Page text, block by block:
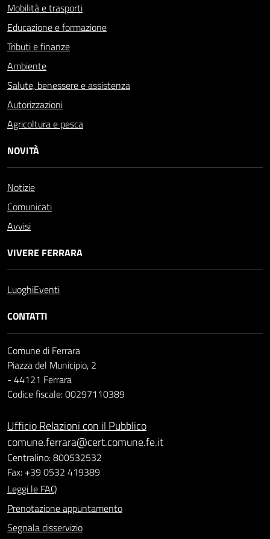
Mobilità e trasporti
Educazione e formazione
Tributi e finanze
Ambiente
Salute, benessere e assistenza
Autorizzazioni
Agricoltura e pesca
NOVITÀ
Notizie
Comunicati
Avvisi
VIVERE FERRARA
LuoghiEventi
CONTATTI
Comune di Ferrara
Piazza del Municipio, 2
- 44121 Ferrara
Codice fiscale: 00297110389
Ufficio Relazioni con il Pubblico
comune.ferrara@cert.comune.fe.it
Centralino: 800532532
Fax: +39 0532 419389
Leggi le FAQ
Prenotazione appuntamento
Segnala disservizio